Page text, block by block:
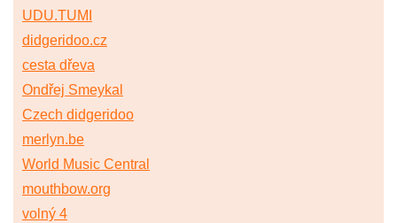
UDU.TUMI
didgeridoo.cz
cesta dřeva
Ondřej Smeykal
Czech didgeridoo
merlyn.be
World Music Central
mouthbow.org
volný 4